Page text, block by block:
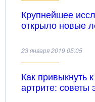
Крупнейшее
открыло новые
23 января 2019 05:05
Как привыкнуть
артрите: советы